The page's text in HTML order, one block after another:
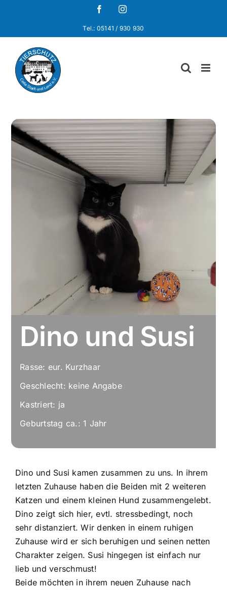
FacebookInstagram
Tel.: 05141 / 930 930
Dino und Susi
Rasse: eur. Kurzhaar
Geschlecht: keine Angabe
Kastriert: ja
Geburtstag ca.: 1 Jahr
Dino und Susi kamen zusammen zu uns. In ihrem
letzten Zuhause haben die Beiden mit 2 weiteren
Katzen und einem kleinen Hund zusammengelebt.
Dino zeigt sich hier, evtl. stressbedingt, noch
sehr distanziert. Wir denken in einem ruhigen
Zuhause wird er sich beruhigen und seinen netten
Charakter zeigen. Susi hingegen ist einfach nur
lieb und verschmust!
Beide möchten in ihrem neuen Zuhause nach